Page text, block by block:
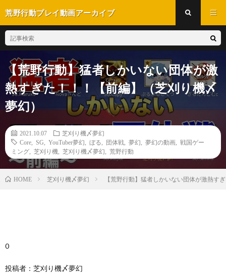
荒野行動プレイ動画アーカイブ
【荒野行動】猛者しかいない団体が激
熱すぎた！！！【前編】（芝刈り機〆
夢幻）
2021.10.07
芝刈り機〆夢幻
Core
SG YouTuber夢幻 ぼる 団体戦 夢幻 夢幻の動画
戦国ゲー
ミング
芝刈り機 芝刈り機〆夢幻 荒野行動
HOME 芝刈り機〆夢幻 【荒野行動】猛者しかいない団体が激熱す
0
投稿者：芝刈り機〆夢幻